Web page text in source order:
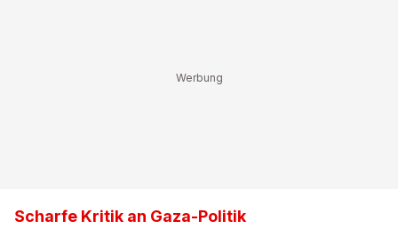
Scharfe Kritik an Gaza-Politik